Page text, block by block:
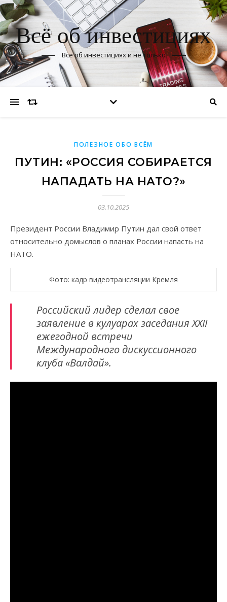
Всё об инвестициях
Всё об инвестициях и не только
ПОЛЕЗНОЕ ОБО ВСЁМ
ПУТИН: «РОССИЯ СОБИРАЕТСЯ
НАПАДАТЬ НА НАТО?»
03.10.2025
Президент России Владимир Путин дал свой ответ
относительно домыслов о планах России напасть на
НАТО.
Фото: кадр видеотрансляции Кремля
Российский лидер сделал свое
заявление в кулуарах заседания XXII
ежегодной встречи
Международного дискуссионного
клуба «Валдай».